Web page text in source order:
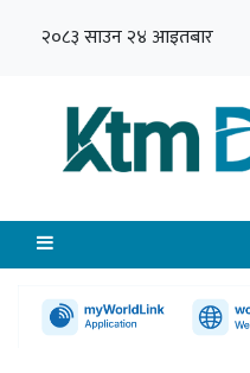
२०८३ साउन २४ आइतबार